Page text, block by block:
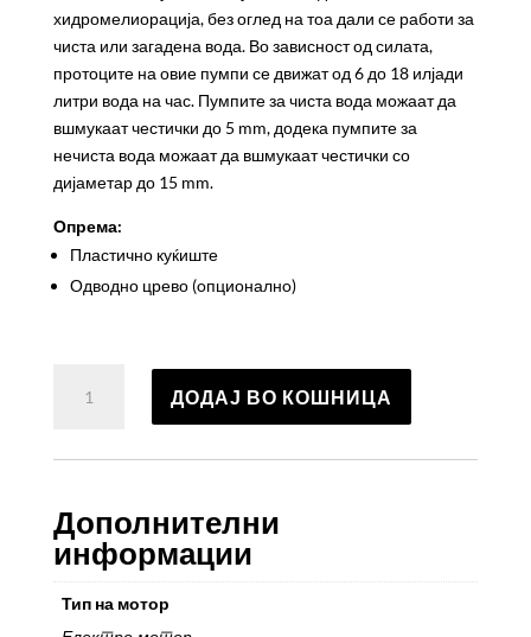
хидромелиорација, без оглед на тоа дали се работи за
чиста или загадена вода. Во зависност од силата,
протоците на овие пумпи се движат од 6 до 18 илјади
литри вода на час. Пумпите за чиста вода можаат да
вшмукаат честички до 5 mm, додека пумпите за
нечиста вода можаат да вшмукаат честички со
дијаметар до 15 mm.
Опрема​:
Пластично куќиште
Одводно црево (oпционалнo)
пумпа
7000
количина
ДОДАЈ ВО КОШНИЦА
Дополнителни
информации
Тип на мотор